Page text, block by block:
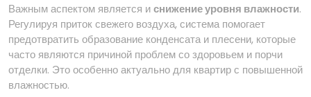
Важным аспектом является иснижение уровня влажности.
Регулируя приток свежего воздуха, система помогает
предотвратить образование конденсата и плесени, которые
часто являются причиной проблем со здоровьем и порчи
отделки. Это особенно актуально для квартир с повышенной
влажностью.